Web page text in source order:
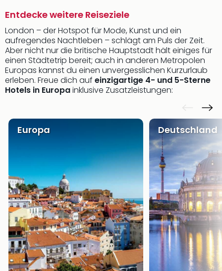
Entdecke weitere Reiseziele
London – der Hotspot für Mode, Kunst und ein
aufregendes Nachtleben – schlägt am Puls der Zeit.
Aber nicht nur die britische Hauptstadt hält einiges für
einen Städtetrip bereit; auch in anderen Metropolen
Europas kannst du einen unvergesslichen Kurzurlaub
erleben. Freue dich auf einzigartige 4- und 5-Sterne
Hotels in Europainklusive Zusatzleistungen:
Europa Deutschland